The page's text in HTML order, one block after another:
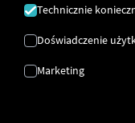
Zoptymalizuj
doborowi tras.
Technicznie
Doświadczenie
Marketing